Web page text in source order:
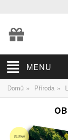
MENU
Domů » Příroda »
SLEVA